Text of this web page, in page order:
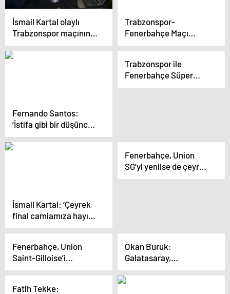
İsmail Kartal olaylı
Trabzonspor maçının
ardından konuştu:
Yardımcılarım
Trabzonspor-
Fenerbahçe Maçı
Sonrası Olaylarla İlgili
Fernando Santos:
‘İstifa gibi bir düşünce
aklımın ucundan
geçmiyor’
Trabzonspor ile
Fenerbahçe Süper
Lig’de Karşı Karşıya
İsmail Kartal: ‘Çeyrek
final camiamıza hayırlı
olsun’
Fenerbahçe, Union
SG’yi yenilse de çeyrek
finale yükseldi
Fenerbahçe, Union
Saint-Gilloise’i
eleyerek çeyrek finale
Okan Buruk:
Galatasaray,
şampiyonluğa ulaşmak
istiyor
Fatih Tekke: